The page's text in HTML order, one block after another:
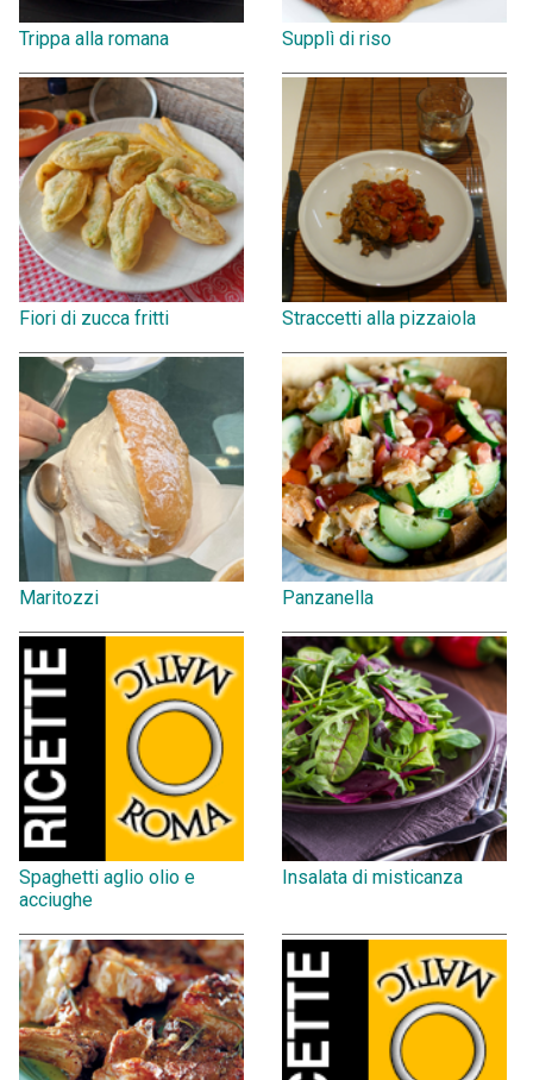
Trippa alla romana Supplì di riso
Fiori di zucca fritti Straccetti alla pizzaiola
Maritozzi Panzanella
Spaghetti aglio olio e
acciughe
Insalata di misticanza